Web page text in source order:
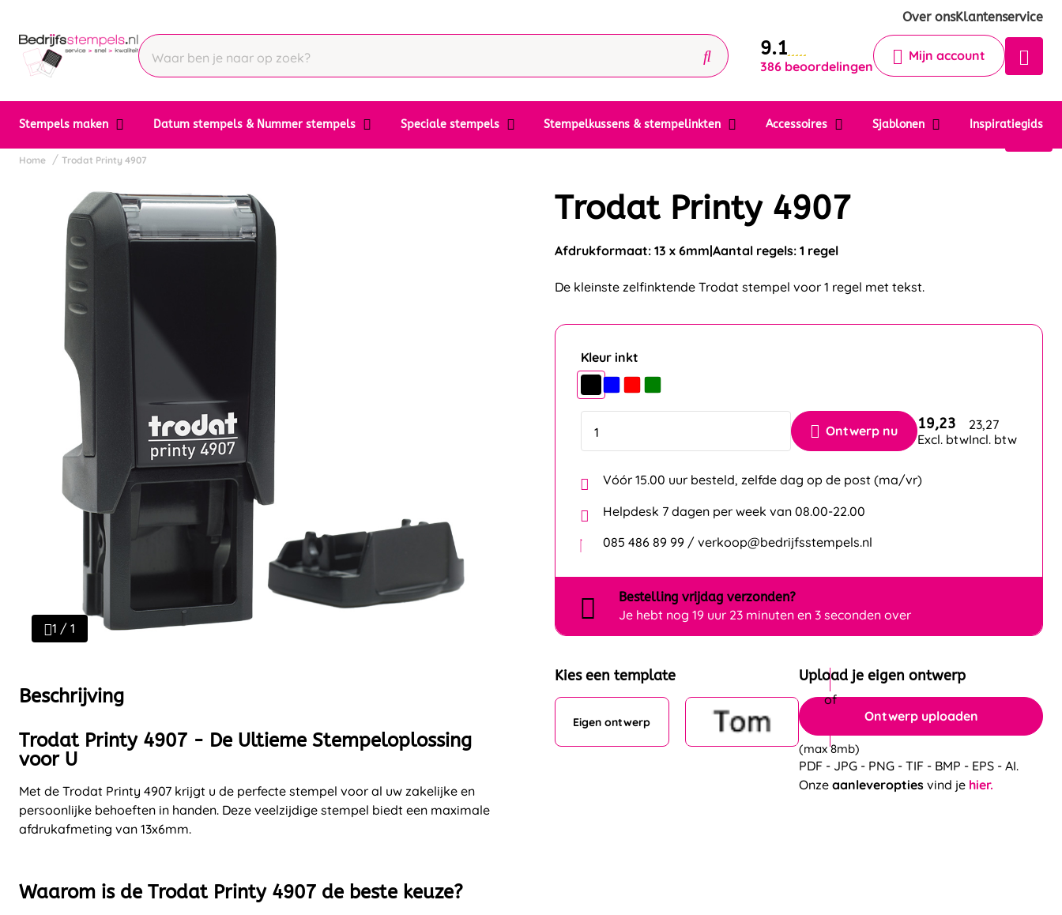
Over onsKlantenservice
9.1
386 beoordelingen
Mijn account
Stempels maken Datum stempels & Nummer stempels Speciale stempels Stempelkussens & stempelinkten Accessoires Sjablonen Inspiratiegids
Krijg een antwoord op uw vraag
Chat 24/7 met onze chatbot voor
Contact
Home Trodat Printy 4907
1 / 1
Beschrijving
Trodat Printy 4907 - De Ultieme Stempeloplossing
voor U
Met de Trodat Printy 4907 krijgt u de perfecte stempel voor al uw zakelijke en
persoonlijke behoeften in handen. Deze veelzijdige stempel biedt een maximale
afdrukafmeting van 13x6mm.
Waarom is de Trodat Printy 4907 de beste keuze?
Trodat Printy 4907
Aantal regels: 1 regel
De kleinste zelfinktende Trodat stempel voor 1 regel met tekst.
Excl. btw
Vóór 15.00 uur besteld, zelfde dag op de post (ma/vr)
Helpdesk 7 dagen per week van 08.00-22.00
085 486 89 99 / verkoop@bedrijfsstempels.nl
Je hebt nog19 uur 23 minuten en 2 seconden over
Eigen ontwerp
(max 8mb)
PDF - JPG - PNG - TIF - BMP - EPS - AI.
Onze
aanleveropties vind je hier.